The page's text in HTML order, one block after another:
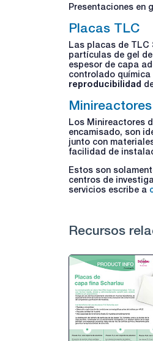
Presentaciones en
Placas TLC
Las placas de TLC
partículas de gel
espesor de capa
controlado
reproducibilidad
Los Minireactores
encamisado, son
junto con
facilidad de
Estos son
centros de
servicios escribe a
Recursos